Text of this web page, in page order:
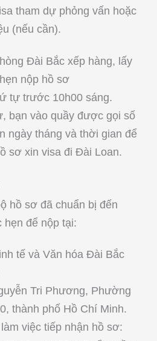
tham dự phỏng vấn hoặc
(nếu cần).
Đài Bắc xếp hàng, lấy
nộp hồ sơ
tự trước 10h00 sáng.
bạn vào quầy được gọi số
ngày tháng và thời gian để
sơ xin visa đi Đài Loan.
hồ sơ đã chuẩn bị đến
để nộp tại:
tế và Văn hóa Đài Bắc
Tri Phương, Phường
thành phố Hồ Chí Minh.
việc tiếp nhận hồ sơ: